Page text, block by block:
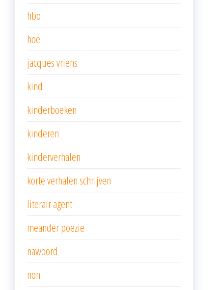
hbo
hoe
jacques vriens
kind
kinderboeken
kinderen
kinderverhalen
korte verhalen schrijven
literair agent
meander poezie
nawoord
non